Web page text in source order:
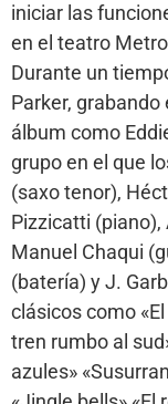
iniciar las
en el teatro
Durante un
Parker, grabando
álbum como
grupo en el que
(saxo tenor),
Pizzicatti
Manuel Chaqui
(batería) y J.
clásicos como
tren rumbo al
azules»